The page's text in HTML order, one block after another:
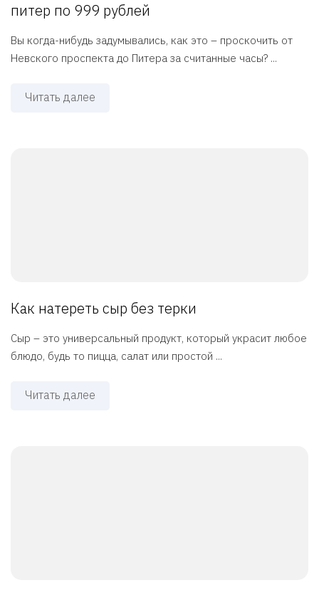
питер по 999 рублей
Вы когда-нибудь задумывались, как это – проскочить от
Невского проспекта до Питера за считанные часы? ...
Читать далее
Как натереть сыр без терки
Сыр – это универсальный продукт, который украсит любое
блюдо, будь то пицца, салат или простой ...
Читать далее